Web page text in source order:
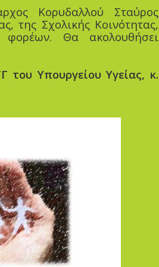
Κορυδαλλού Σταύρος
της Σχολικής Κοινότητας,
Θα ακολουθήσει
του Υπουργείου Υγείας, κ.